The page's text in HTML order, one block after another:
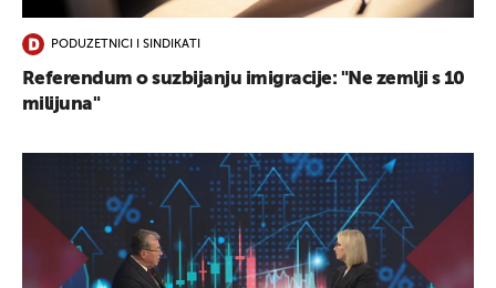
PODUZETNICI I SINDIKATI
Referendum o suzbijanju imigracije: "Ne zemlji s 10
milijuna"